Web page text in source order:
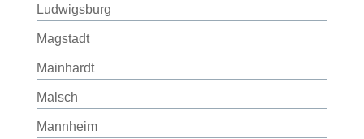
Ludwigsburg
Magstadt
Mainhardt
Malsch
Mannheim